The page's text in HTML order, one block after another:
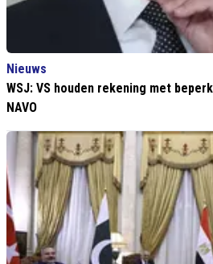
Nieuws
WSJ: VS houden rekening met
NAVO